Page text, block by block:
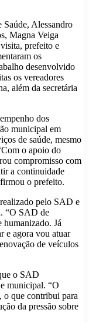
Alessandro
Magna Veiga
prefeito e
os
desenvolvido
os vereadores
além da secretária
dos
municipal em
de saúde, mesmo
o apoio do
compromisso com
a continuidade
o prefeito.
pelo SAD e
“O SAD de
humanizado. Já
e agora vou atuar
de veículos
o SAD
municipal. “O
o que contribui para
da pressão sobre